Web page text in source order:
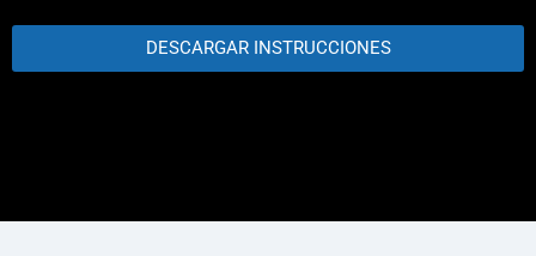
DESCARGAR INSTRUCCIONES